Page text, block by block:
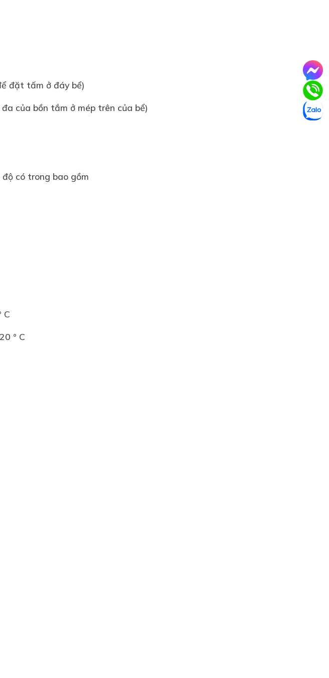
đặt tấm ở đáy bể)
của bồn tắm ở mép trên của bể)
có trong bao gồm
° C
-20 ° C